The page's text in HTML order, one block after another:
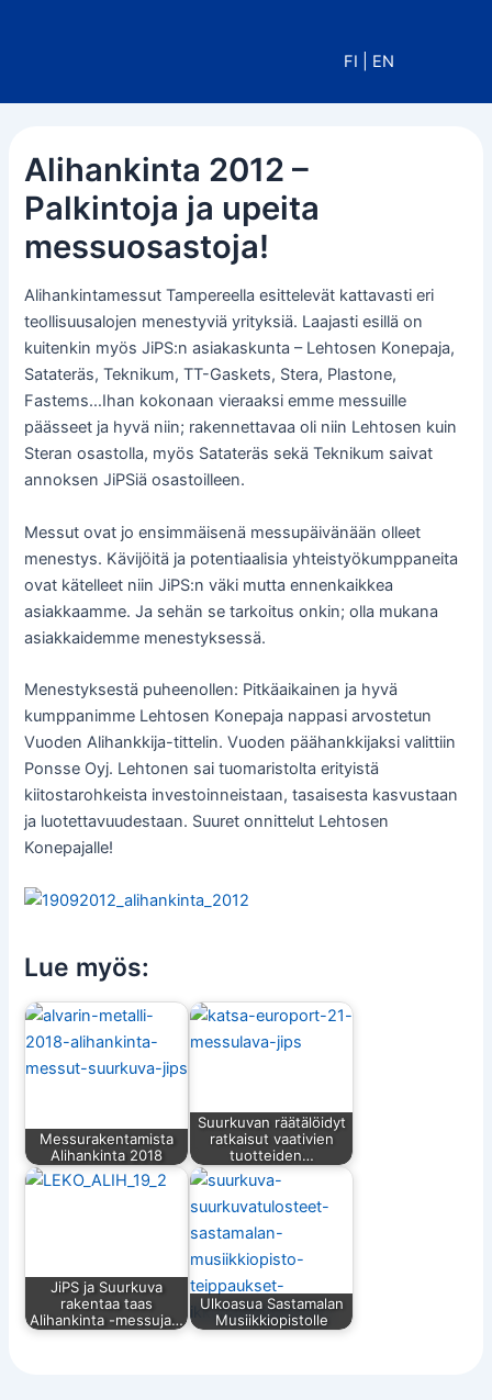
FI
EN
Alihankinta 2012 –
Palkintoja ja upeita
messuosastoja!
Alihankintamessut Tampereella esittelevät kattavasti eri
teollisuusalojen menestyviä yrityksiä. Laajasti esillä on
kuitenkin myös JiPS:n asiakaskunta – Lehtosen Konepaja,
Satateräs, Teknikum, TT-Gaskets, Stera, Plastone,
Fastems…Ihan kokonaan vieraaksi emme messuille
päässeet ja hyvä niin; rakennettavaa oli niin Lehtosen kuin
Steran osastolla, myös Satateräs sekä Teknikum saivat
annoksen JiPSiä osastoilleen.
Messut ovat jo ensimmäisenä messupäivänään olleet
menestys. Kävijöitä ja potentiaalisia yhteistyökumppaneita
ovat kätelleet niin JiPS:n väki mutta ennenkaikkea
asiakkaamme. Ja sehän se tarkoitus onkin; olla mukana
asiakkaidemme menestyksessä.
Menestyksestä puheenollen: Pitkäaikainen ja hyvä
kumppanimme Lehtosen Konepaja nappasi arvostetun
Vuoden Alihankkija-tittelin. Vuoden päähankkijaksi valittiin
Ponsse Oyj. Lehtonen sai tuomaristolta erityistä
kiitostarohkeista investoinneistaan, tasaisesta kasvustaan
ja luotettavuudestaan. Suuret onnittelut Lehtosen
Konepajalle!
Lue myös:
Messurakentamista
Alihankinta 2018
Suurkuvan räätälöidyt
ratkaisut vaativien
tuotteiden…
JiPS ja Suurkuva
rakentaa taas
Alihankinta -messuja…
Ulkoasua Sastamalan
Musiikkiopistolle